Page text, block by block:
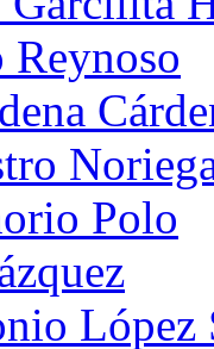
Reynoso
Polo
López